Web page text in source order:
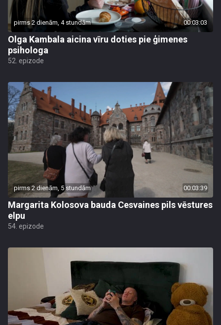
pirms 2 dienām, 4 stundām 00:03:03
Olga Kambala aicina vīru doties pie ģimenes
psihologa
52. epizode
pirms 2 dienām, 5 stundām 00:03:39
Margarita Kolosova bauda Cesvaines pils vēstures
elpu
54. epizode